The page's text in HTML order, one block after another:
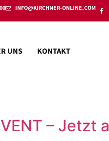
INFO@KIRCHNER-ONLINE.COM
UNS KONTAKT
– Jetzt